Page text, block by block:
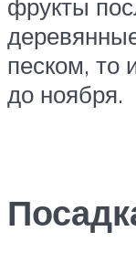
фрукты
песком, то
до ноября.